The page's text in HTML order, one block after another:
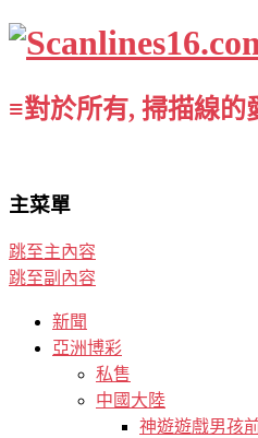
≡對於所有, 掃描線的
主菜單
跳至主內容
跳至副內容
新聞
亞洲博彩
私售
中國大陸
神遊遊戲男孩